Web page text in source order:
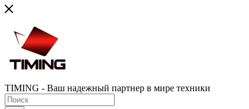
TIMING - Ваш надежный партнер в мире техники